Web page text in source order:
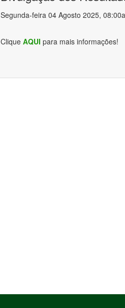
Segunda-feira 04 Agosto 2025,
Clique AQUI para mais informações!